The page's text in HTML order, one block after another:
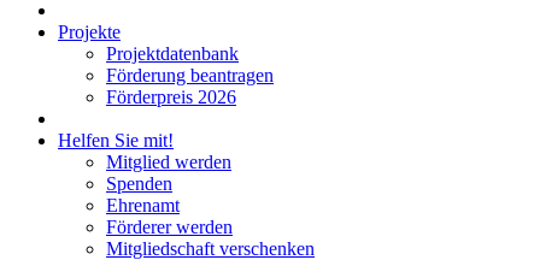
Projekte
Projektdatenbank
Förderung beantragen
Förderpreis 2026
Helfen Sie mit!
Mitglied werden
Spenden
Ehrenamt
Förderer werden
Mitgliedschaft verschenken